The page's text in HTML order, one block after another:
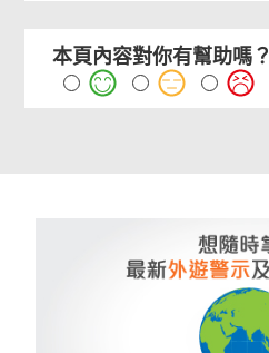
本頁內容對你有幫助嗎？